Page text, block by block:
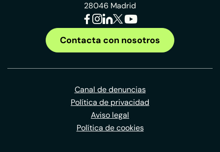
28046 Madrid
Contacta con nosotros
Canal de denuncias
Política de privacidad
Aviso legal
Política de cookies